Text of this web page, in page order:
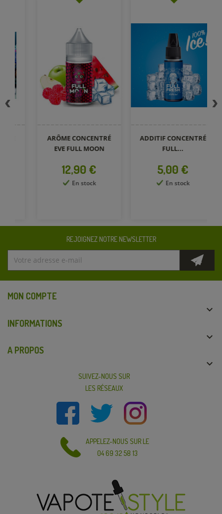
ARÔME CONCENTRÉ
EVE FULL MOON
12,90 €
En stock
ADDITIF CONCENTRÉ
5,00 €
En stock
REJOIGNEZ NOTRE NEWSLETTER
MON COMPTE

INFORMATIONS

A PROPOS

SUIVEZ-NOUS SUR
LES RÉSEAUX
APPELEZ-NOUS SUR LE
04 69 32 58 13